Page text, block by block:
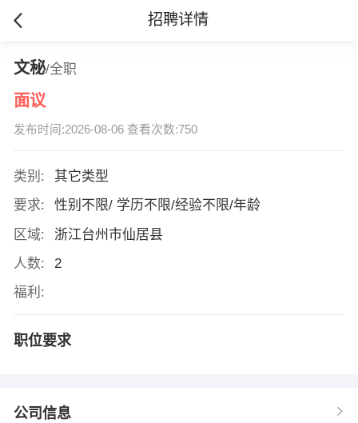
招聘详情
文秘/全职
面议
发布时间:2026-08-06 查看次数:750
类别:
其它类型
要求:
性别不限/ 学历不限/经验不限/年龄
区域:
浙江台州市仙居县
人数:
2
福利:
职位要求
公司信息